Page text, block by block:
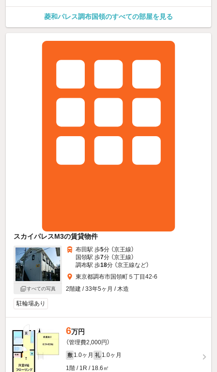
菱和パレス調布国領のすべての部屋を見る
スカイパレスM3の賃貸物件
すべての写真
布田駅 歩5分 （京王線）
国領駅 歩7分 （京王線）
調布駅 歩18分 （京王線など）
東京都調布市国領町５丁目42-6
2階建 / 33年5ヶ月 / 木造
駐輪場あり
6万円
（管理費2,000円）
敷 1.0ヶ月 礼 1.0ヶ月
1階 / 1R / 18.6㎡